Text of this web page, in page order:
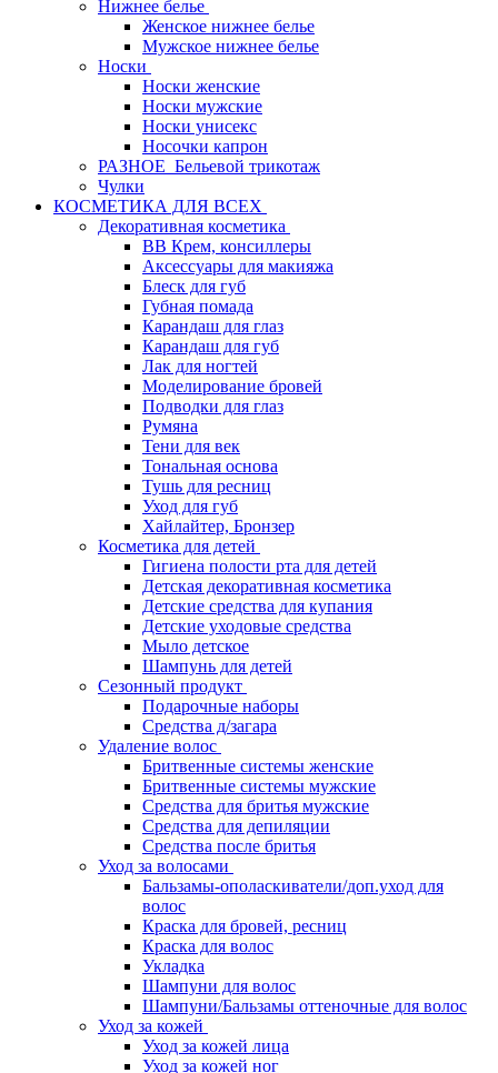
Нижнее белье
Женское нижнее белье
Мужское нижнее белье
Носки
Носки женские
Носки мужские
Носки унисекс
Носочки капрон
РАЗНОЕ_Бельевой трикотаж
Чулки
КОСМЕТИКА ДЛЯ ВСЕХ
Декоративная косметика
BB Крем, консиллеры
Аксессуары для макияжа
Блеск для губ
Губная помада
Карандаш для глаз
Карандаш для губ
Лак для ногтей
Моделирование бровей
Подводки для глаз
Румяна
Тени для век
Тональная основа
Тушь для ресниц
Уход для губ
Хайлайтер, Бронзер
Косметика для детей
Гигиена полости рта для детей
Детская декоративная косметика
Детские средства для купания
Детские уходовые средства
Мыло детское
Шампунь для детей
Сезонный продукт
Подарочные наборы
Средства д/загара
Удаление волос
Бритвенные системы женские
Бритвенные системы мужские
Средства для бритья мужские
Средства для депиляции
Средства после бритья
Уход за волосами
Бальзамы-ополаскиватели/доп.уход для
волос
Краска для бровей, ресниц
Краска для волос
Укладка
Шампуни для волос
Шампуни/Бальзамы оттеночные для волос
Уход за кожей
Уход за кожей лица
Уход за кожей ног